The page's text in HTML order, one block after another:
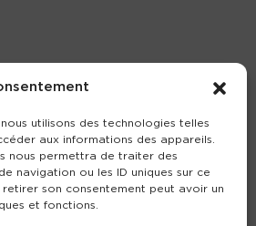
utilisons des technologies telles
aux informations des appareils.
nous permettra de traiter des
navigation ou les ID uniques sur ce
son consentement peut avoir un
et fonctions.